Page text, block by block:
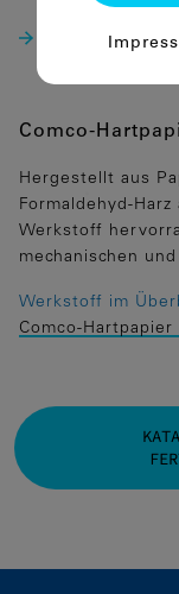
Comco-
Comco-
Hergestellt aus
Formaldehyd-
Werkstoff
mechanischen
Werkstoff im
Comco-Hartpapier
die
Statistiken
Diese
Statistiken.
verwendet,